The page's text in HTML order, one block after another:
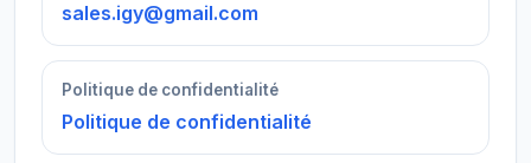
sales.igy@gmail.com
Politique de confidentialité
Politique de confidentialité